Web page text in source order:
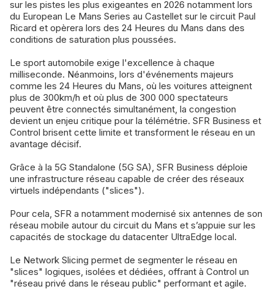
sur les pistes les plus exigeantes en 2026 notamment lors
du European Le Mans Series au Castellet sur le circuit Paul
Ricard et opèrera lors des 24 Heures du Mans dans des
conditions de saturation plus poussées.
Le sport automobile exige l'excellence à chaque
milliseconde. Néanmoins, lors d'événements majeurs
comme les 24 Heures du Mans, où les voitures atteignent
plus de 300km/h et où plus de 300 000 spectateurs
peuvent être connectés simultanément, la congestion
devient un enjeu critique pour la télémétrie. SFR Business et
Control brisent cette limite et transforment le réseau en un
avantage décisif.
Grâce à la 5G Standalone (5G SA), SFR Business déploie
une infrastructure réseau capable de créer des réseaux
virtuels indépendants ("slices").
Pour cela, SFR a notamment modernisé six antennes de son
réseau mobile autour du circuit du Mans et s’appuie sur les
capacités de stockage du datacenter UltraEdge local.
Le Network Slicing permet de segmenter le réseau en
"slices" logiques, isolées et dédiées, offrant à Control un
"réseau privé dans le réseau public" performant et agile.